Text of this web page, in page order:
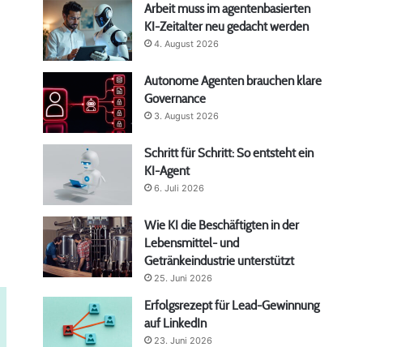
Arbeit muss im agentenbasierten
KI-Zeitalter neu gedacht werden
4. August 2026
Autonome Agenten brauchen klare
Governance
3. August 2026
Schritt für Schritt: So entsteht ein
KI-Agent
6. Juli 2026
Wie KI die Beschäftigten in der
Lebensmittel- und
Getränkeindustrie unterstützt
25. Juni 2026
Erfolgsrezept für Lead-Gewinnung
auf LinkedIn
23. Juni 2026